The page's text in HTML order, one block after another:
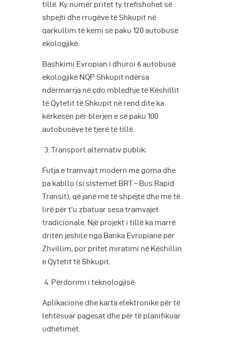
tillë. Ky numër pritet ty trefishohet së
shpejti dhe rrugëve të Shkupit në
qarkullim të kemi së paku 120 autobusë
ekologjikë.
Bashkimi Evropian i dhuroi 6 autobusë
ekologjikë NQP Shkupit ndërsa
ndërmarrja në çdo mbledhje të Këshillit
të Qytetit të Shkupit në rend dite ka
kërkesën për blerjen e së paku 100
autobusëve të tjerë të tillë.
Transport alternativ publik:
Futja e tramvajit modern me goma dhe
pa kabllo (si sistemet BRT – Bus Rapid
Transit), që janë më të shpejtë dhe më të
lirë për t’u zbatuar sesa tramvajet
tradicionale. Një projekt i tillë ka marrë
dritën jeshile nga Banka Evropiane për
Zhvillim, por pritet miratimi në Këshillin
e Qytetit të Shkupit.
Përdorimi i teknologjisë:
Aplikacione dhe karta elektronike për të
lehtësuar pagesat dhe për të planifikuar
udhëtimet.